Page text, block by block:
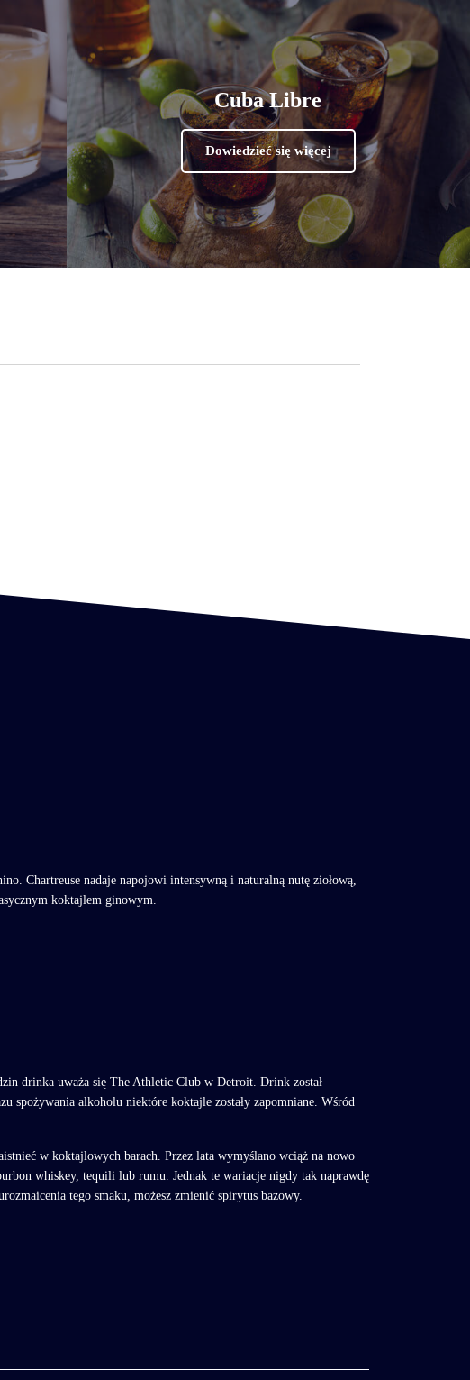
Cuba Libre
Dowiedzieć się więcej
Chartreuse nadaje napojowi intensywną i naturalną nutę ziołową,
koktajlem ginowym.
drinka uważa się The Athletic Club w Detroit. Drink został
spożywania alkoholu niektóre koktajle zostały zapomniane. Wśród
w koktajlowych barach. Przez lata wymyślano wciąż na nowo
whiskey, tequili lub rumu. Jednak te wariacje nigdy tak naprawdę
tego smaku, możesz zmienić spirytus bazowy.